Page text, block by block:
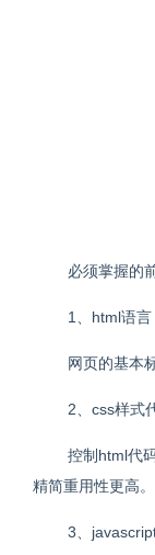
必须掌握的
1、html语言
网页的基本
2、css样式
控制html代
精简重用性更高。
3、